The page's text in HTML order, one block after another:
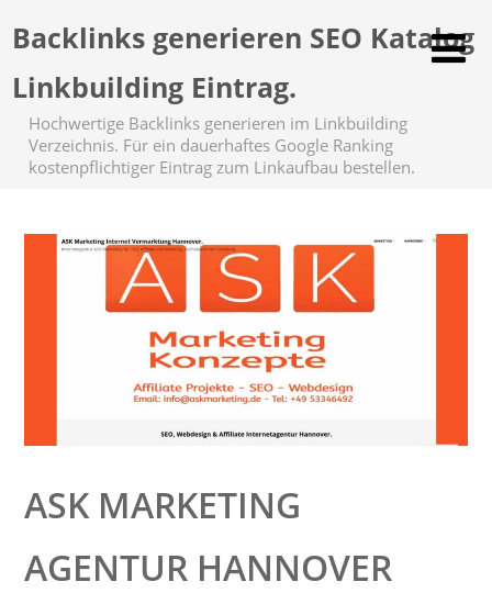
Backlinks generieren SEO Katalog
Linkbuilding Eintrag.
Hochwertige Backlinks generieren im Linkbuilding
Verzeichnis. Für ein dauerhaftes Google Ranking
kostenpflichtiger Eintrag zum Linkaufbau bestellen.
ASK MARKETING
AGENTUR HANNOVER